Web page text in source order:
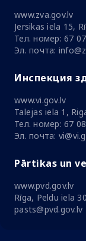
www.zva.gov.lv
Jersikas iela 15,
Тел. номер: 67
Эл. почта:
Инспекция
www.vi.gov.lv
Talejas iela 1,
Тел. номер: 67
Эл. почта:
Pārtikas un
www.pvd.gov.lv
Rīga, Peldu iela
pasts@pvd.gov.lv